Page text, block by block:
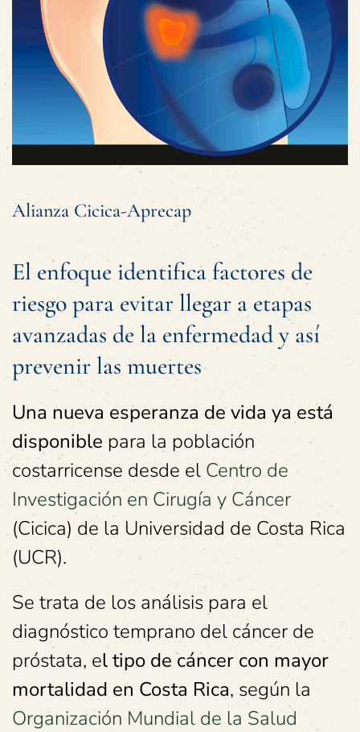
Alianza Cicica-Aprecap
El enfoque identifica factores de
riesgo para evitar llegar a etapas
avanzadas de la enfermedad y así
prevenir las muertes
Una nueva esperanza de vida ya está
disponible para la población
costarricense desde el Centro de
Investigación en Cirugía y Cáncer
(Cicica) de la Universidad de Costa Rica
(UCR).
Se trata de los análisis para el
diagnóstico temprano del cáncer de
próstata, el tipo de cáncer con mayor
mortalidad en Costa Rica, según la
Organización Mundial de la Salud